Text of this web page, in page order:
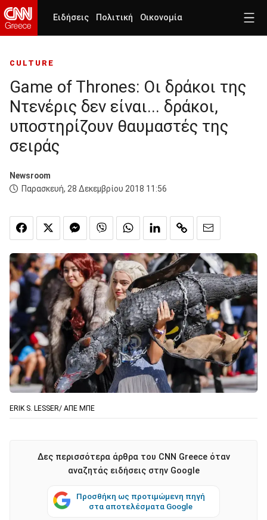
Ειδήσεις Πολιτική Οικονομία
CULTURE
Game of Thrones: Οι δράκοι της
Ντενέρις δεν είναι... δράκοι,
υποστηρίζουν θαυμαστές της
σειράς
Newsroom
Παρασκευή, 28 Δεκεμβρίου 2018 11:56
ERIK S. LESSER/ ΑΠΕ ΜΠΕ
Δες περισσότερα άρθρα του CNN Greece όταν
αναζητάς ειδήσεις στην Google
Προσθήκη ως προτιμώμενη πηγή
στα αποτελέσματα Google